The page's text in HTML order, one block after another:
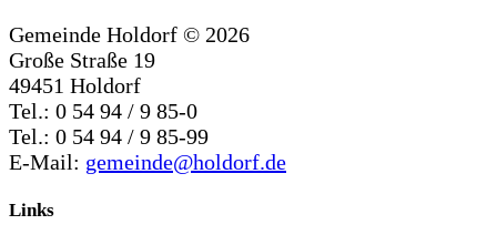
Gemeinde Holdorf © 2026
Große Straße 19
49451 Holdorf
Tel.: 0 54 94 / 9 85-0
Tel.: 0 54 94 / 9 85-99
E-Mail: gemeinde@holdorf.de
Links